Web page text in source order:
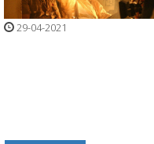
29-04-2021